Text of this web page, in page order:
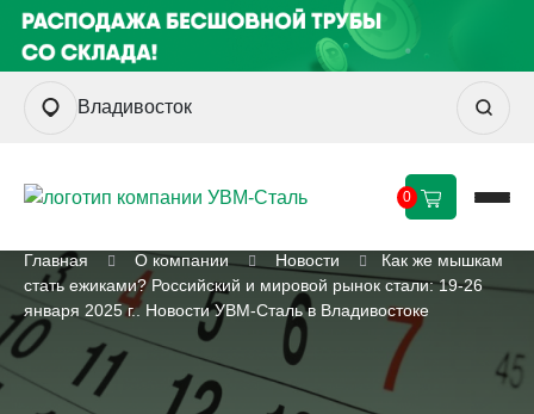
Владивосток
0
Главная О компании Новости
Как же мышкам
стать ежиками? Российский и мировой рынок стали: 19-26
января 2025 г.. Новости УВМ-Сталь в Владивостоке